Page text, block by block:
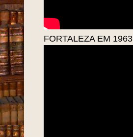
FORTALEZA EM 1963